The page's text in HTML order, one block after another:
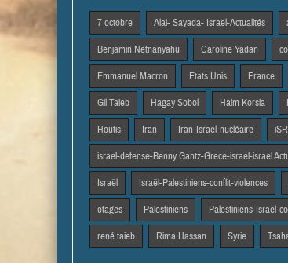
7 octobre Alai- Sayada- Israel-Actualités
Benjamin Netnanyahu Caroline Yadan
Emmanuel Macron Etats Unis France
Gil Taieb Hagay Sobol Haim Korsia
Houtis Iran Iran-Israël-nucléaire
israel-defense-Benny Gantz-Grece-israel-israel
Israël Israël-Palestiniens-conflit-violences
otages Palestiniens Palestiniens-Israël-
rené taieb Rima Hassan Syrie